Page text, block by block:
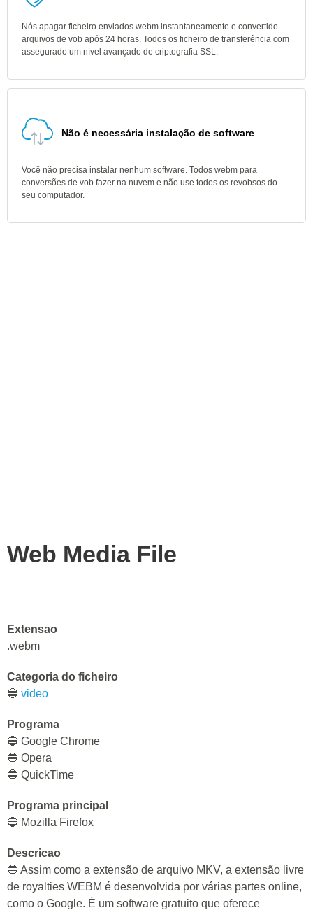
Nós apagar ficheiro enviados webm instantaneamente e convertido
arquivos de vob após 24 horas. Todos os ficheiro de transferência com
assegurado um nível avançado de criptografia SSL.
Não é necessária instalação de software
Você não precisa instalar nenhum software. Todos webm para
conversões de vob fazer na nuvem e não use todos os revobsos do
seu computador.
Web Media File
Extensao
.webm
Categoria do ficheiro
🔵 video
Programa
🔵 Google Chrome
🔵 Opera
🔵 QuickTime
Programa principal
🔵 Mozilla Firefox
Descricao
🔵 Assim como a extensão de arquivo MKV, a extensão livre
de royalties WEBM é desenvolvida por várias partes online,
como o Google. É um software gratuito que oferece